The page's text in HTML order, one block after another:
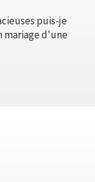
puis-je
mariage d'une